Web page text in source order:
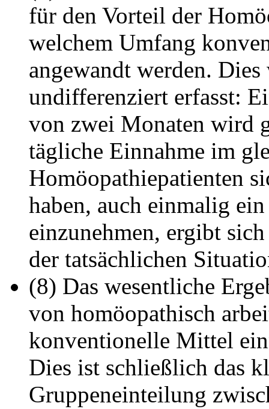
für den Vorteil der
welchem Umfang
angewandt werden.
undifferenziert erfasst:
von zwei Monaten wird
tägliche Einnahme im
Homöopathiepatienten
haben, auch einmalig
einzunehmen, ergibt
der tatsächlichen
(8) Das wesentliche
von homöopathisch
konventionelle Mittel
Dies ist schließlich das
Gruppeneinteilung